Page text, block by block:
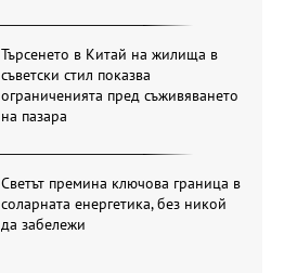
Търсенето в Китай на жилища в
съветски стил показва
ограниченията пред съживяването
на пазара
Светът премина ключова граница в
соларната енергетика, без никой
да забележи